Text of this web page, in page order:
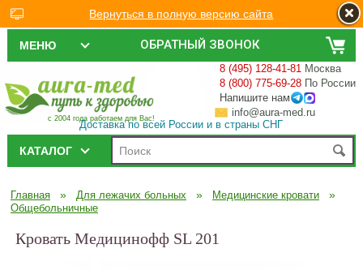
ОБРАТНЫЙ ЗВОНОК
МЕНЮ
с 2004 года работаем для Вас!
8 (495) 128-41-81 Москва
8 (800) 775-69-28 По России
Напишите нам
info@aura-med.ru
Доставка по всей России и в страны СНГ
КАТАЛОГ
Главная » Для лежачих больных » Медицинские кровати »
Общебольничные
Кровать Медицинофф SL 201
Вернуться в полную версию сайта